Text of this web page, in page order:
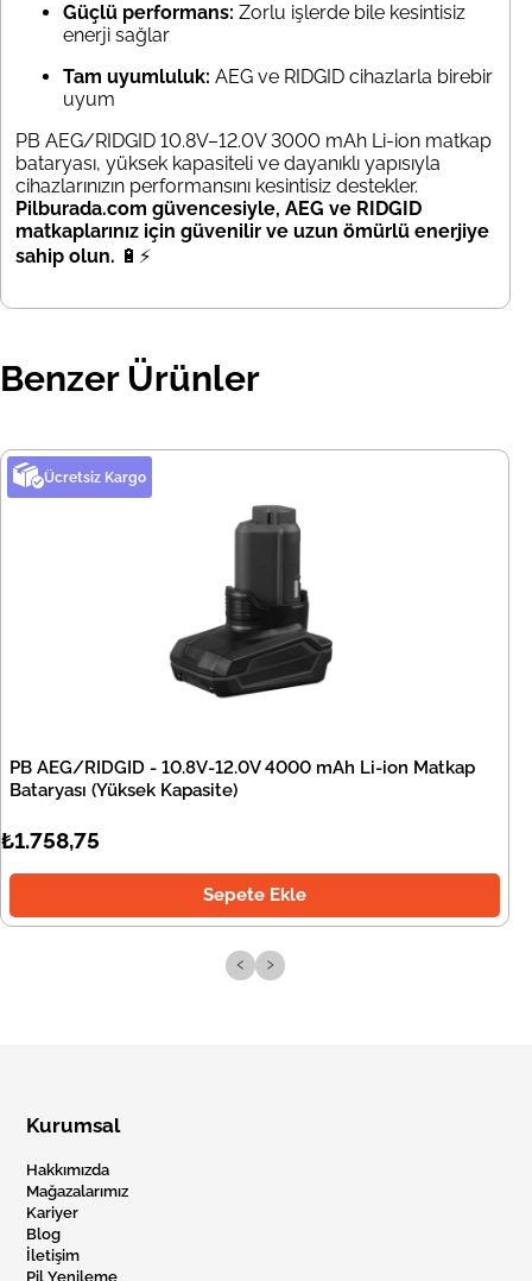
Güçlü performans: Zorlu işlerde bile kesintisiz
enerji sağlar
Tam uyumluluk: AEG ve RIDGID cihazlarla birebir
uyum
PB AEG/RIDGID 10.8V–12.0V 3000 mAh Li-ion matkap
bataryası, yüksek kapasiteli ve dayanıklı yapısıyla
cihazlarınızın performansını kesintisiz destekler.
Pilburada.com güvencesiyle, AEG ve RIDGID
matkaplarınız için güvenilir ve uzun ömürlü enerjiye
sahip olun. 🔋⚡
Benzer Ürünler
Ücretsiz Kargo
PB AEG/RIDGID - 10.8V-12.0V 4000 mAh Li-ion Matkap
Bataryası (Yüksek Kapasite)
₺1.758,75
Sepete Ekle
‹ ›
Kurumsal
Hakkımızda
Mağazalarımız
Kariyer
Blog
İletişim
Pil Yenileme